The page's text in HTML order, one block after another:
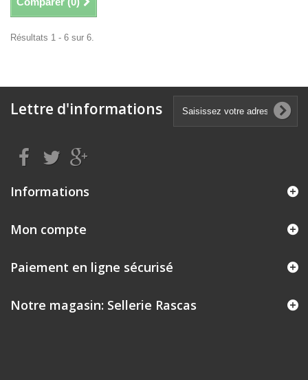
Résultats 1 - 6 sur 6.
Lettre d'informations
Informations
Mon compte
Paiement en ligne sécurisé
Notre magasin: Sellerie Rascas